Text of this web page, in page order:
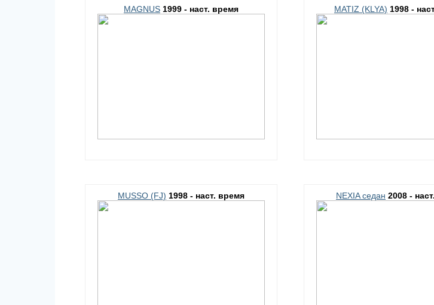
MAGNUS 1999 - наст. время MATIZ (KLYA) 1998 -
MUSSO (FJ) 1998 - наст. время NEXIA седан 2008 -